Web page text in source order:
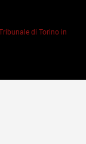
di Torino in